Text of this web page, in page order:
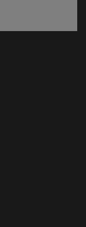
ventana)
ventana)